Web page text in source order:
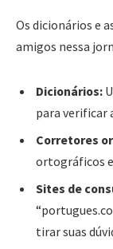
Os dicionários e
amigos nessa
Dicionários:
para verificar
Corretores
ortográficos
Sites de
tirar suas